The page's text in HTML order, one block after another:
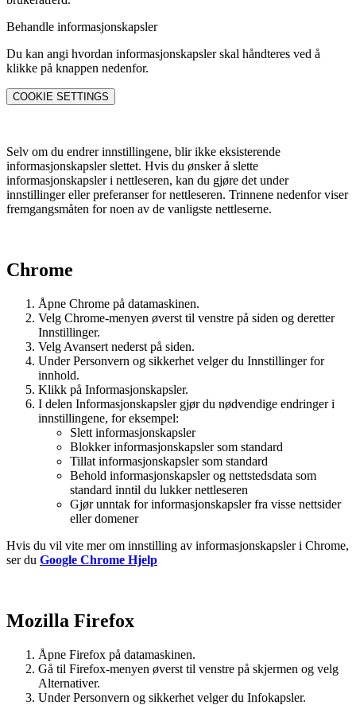
Behandle informasjons­­kapsler
Du kan angi hvordan informasjonskapsler skal håndteres ved å
klikke på knappen nedenfor.
COOKIE SETTINGS
Selv om du endrer innstillingene, blir ikke eksisterende
informasjonskapsler slettet. Hvis du ønsker å slette
informasjonskapsler i nettleseren, kan du gjøre det under
innstillinger eller preferanser for nettleseren. Trinnene nedenfor viser
fremgangsmåten for noen av de vanligste nettleserne.
Chrome
Åpne Chrome på datamaskinen.
Velg Chrome-menyen øverst til venstre på siden og deretter
Innstillinger.
Velg Avansert nederst på siden.
Under Personvern og sikkerhet velger du Innstillinger for
innhold.
Klikk på Informasjonskapsler.
I delen Informasjonskapsler gjør du nødvendige endringer i
innstillingene, for eksempel:
Slett informasjonskapsler
Blokker informasjonskapsler som standard
Tillat informasjonskapsler som standard
Behold informasjonskapsler og nettstedsdata som
standard inntil du lukker nettleseren
Gjør unntak for informasjonskapsler fra visse nettsider
eller domener
Hvis du vil vite mer om innstilling av informasjonskapsler i Chrome,
ser du Google Chrome Hjelp
Mozilla Firefox
Åpne Firefox på datamaskinen.
Gå til Firefox-menyen øverst til venstre på skjermen og velg
Alternativer.
Under Personvern og sikkerhet velger du Infokapsler.